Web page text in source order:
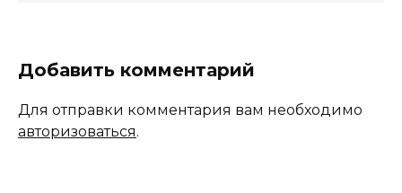
Добавить комментарий
Для отправки комментария вам необходимо
авторизоваться.